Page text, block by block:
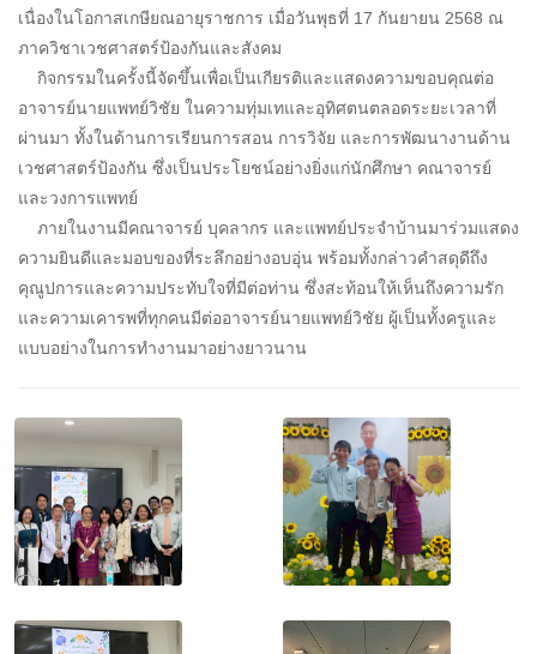
เนื่องในโอกาสเกษียณอายุราชการ เมื่อวันพุธที่ 17 กันยายน 2568 ณ
ภาควิชาเวชศาสตร์ป้องกันและสังคม
กิจกรรมในครั้งนี้จัดขึ้นเพื่อเป็นเกียรติและแสดงความขอบคุณต่อ
อาจารย์นายแพทย์วิชัย ในความทุ่มเทและอุทิศตนตลอดระยะเวลาที่
ผ่านมา ทั้งในด้านการเรียนการสอน การวิจัย และการพัฒนางานด้าน
เวชศาสตร์ป้องกัน ซึ่งเป็นประโยชน์อย่างยิ่งแก่นักศึกษา คณาจารย์
และวงการแพทย์
ภายในงานมีคณาจารย์ บุคลากร และแพทย์ประจำบ้านมาร่วมแสดง
ความยินดีและมอบของที่ระลึกอย่างอบอุ่น พร้อมทั้งกล่าวคำสดุดีถึง
คุณูปการและความประทับใจที่มีต่อท่าน ซึ่งสะท้อนให้เห็นถึงความรัก
และความเคารพที่ทุกคนมีต่ออาจารย์นายแพทย์วิชัย ผู้เป็นทั้งครูและ
แบบอย่างในการทำงานมาอย่างยาวนาน